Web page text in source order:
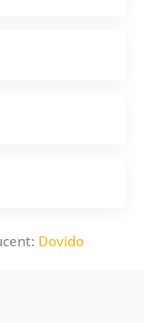
Dovido